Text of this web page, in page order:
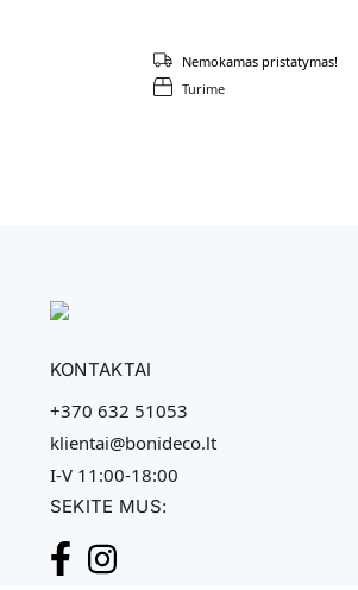
Turime
Nemokamas pristatymas!
KONTAKTAI
+370 632 51053
klientai@bonideco.lt
I-V 11:00-18:00
SEKITE MUS: